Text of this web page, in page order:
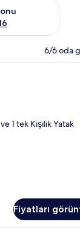
müsaitliği
6/6 oda
Deluxe Jacuzzi Villa |
1 tek Kişilik Yatak
Fiyatları